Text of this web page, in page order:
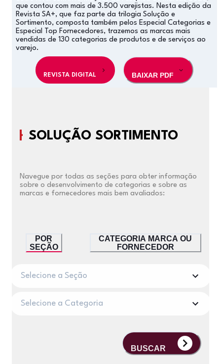
que contou com mais de 3.500 varejistas. Nesta edição da
Revista SA+, que faz parte da trilogia Solução e
Sortimento, composta também pelos Especial Categorias e
Especial Top Fornecedores, trazemos as marcas mais
vendidas de 130 categorias de produtos e de serviços ao
varejo.
REVISTA DIGITAL BAIXAR PDF
SOLUÇÃO SORTIMENTO
Navegue por todas as seções para obter informação
sobre o desenvolvimento de categorias e sobre as
marcas e fornecedores mais bem avaliados:
POR
SEÇÃO
CATEGORIA MARCA OU
FORNECEDOR
Selecione a Seção
Selecione a Categoria
BUSCAR